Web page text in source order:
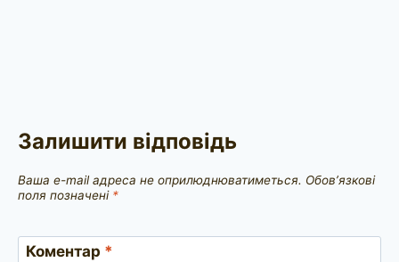
Залишити відповідь
Ваша e-mail адреса не оприлюднюватиметься. Обов’язкові
поля позначені *
Коментар *